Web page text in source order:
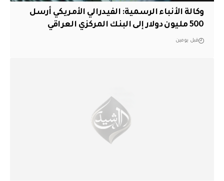
وكالة الأنباء الرسمية: الفيدرالي الأمريكي أرسل
500 مليون دولار إلى البنك المركزي العراقي
قبل يومين